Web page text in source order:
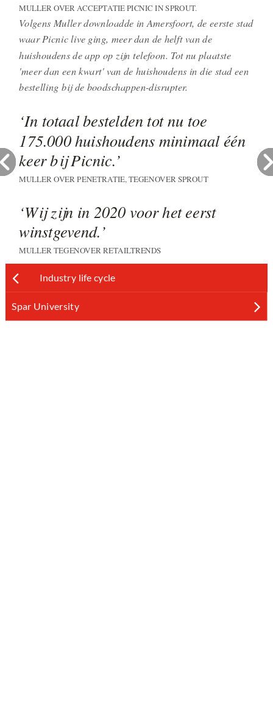
MULLER OVER ACCEPTATIE PICNIC IN SPROUT.
Volgens Muller downloadde in Amersfoort, de eerste stad
waar Picnic live ging, meer dan de helft van de
huishoudens de app op zijn telefoon. Tot nu plaatste
'meer dan een kwart' van de huishoudens in die stad een
bestelling bij de boodschappen-disrupter.
‘In totaal bestelden tot nu toe
175.000 huishoudens minimaal één
keer bij Picnic.’
MULLER OVER PENETRATIE, TEGENOVER SPROUT
‘Wij zijn in 2020 voor het eerst
winstgevend.’
MULLER TEGENOVER RETAILTRENDS
Industry life cycle
Spar University